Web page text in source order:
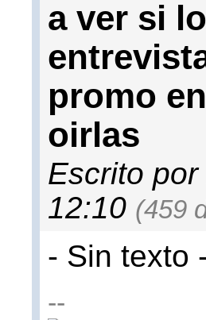
a ver si
promo
oirlas
Escrito por
12:10 (459
- Sin texto
--